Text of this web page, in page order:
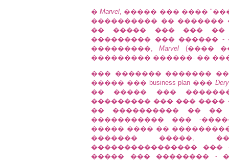
�Marvel, ����� ��� ����
���������� �� �������
�� ����� ��� ��� ��
��������� ��� ������
���������,Marvel (����
��������� ������- ��
��� ������� �������
����� ��� business plan ��� Dery
�� ����� ���
��������� ��� ��� ����
�� ���������� ��
����������� ��� -
����� ���� �� ���������
������� �����,
����������������
����� ��� �������� -